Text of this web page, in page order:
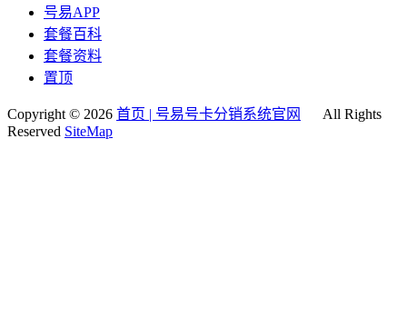
号易APP
套餐百科
套餐资料
置顶
Copyright © 2026 首页 | 号易号卡分销系统官网
All Rights
Reserved SiteMap